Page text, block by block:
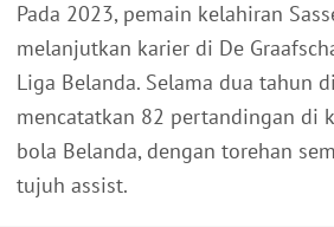
Pada 2023, pemain kelahiran
melanjutkan karier di De
Liga Belanda. Selama dua tahun
mencatatkan 82 pertandingan di
bola Belanda, dengan torehan
tujuh assist.